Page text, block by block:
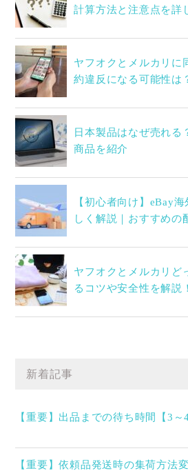
計算方法と注意点を詳
ヤフオクとメルカリに
約違反になる可能性は
日本製品はなぜ売れる
商品を紹介
【初心者向け】eBay
しく解説｜おすすめの
ヤフオクとメルカリど
るコツや安全性を解説！
新着記事
【重要】出品までの待ち時間【3～
【重要】依頼品発送時の集荷方法